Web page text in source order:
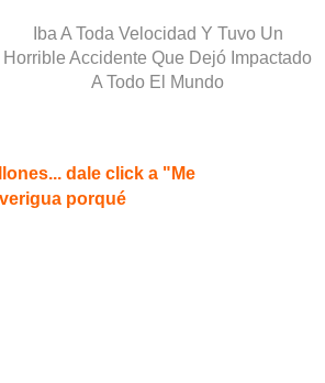
Iba A Toda Velocidad Y Tuvo Un
Horrible Accidente Que Dejó Impactado
A Todo El Mundo
dale click a "Me
porqué